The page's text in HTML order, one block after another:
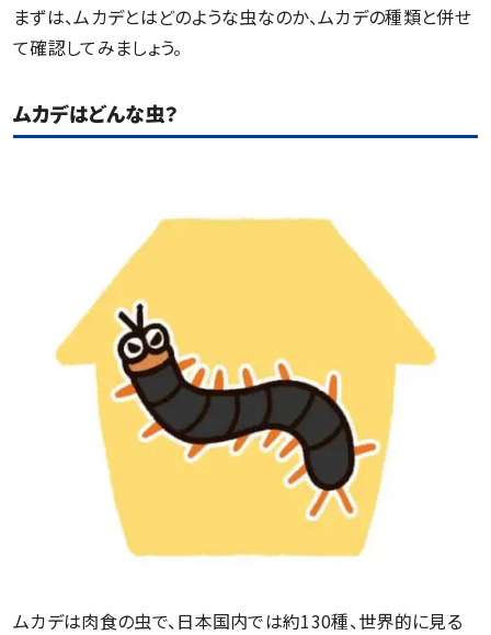
まずは、ムカデとはどのような虫なのか、ムカデの種類と併せ
て確認してみましょう。
ムカデはどんな虫？
ムカデは肉食の虫で、日本国内では約130種、世界的に見る